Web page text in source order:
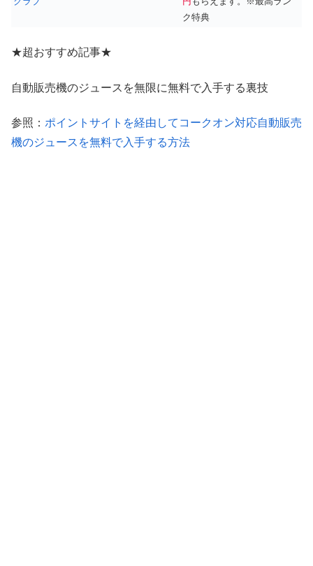
ク特典
★超おすすめ記事★
自動販売機のジュースを無限に無料で入手する裏技
参照： ポイントサイトを経由してコークオン対応自動販売
機のジュースを無料で入手する方法